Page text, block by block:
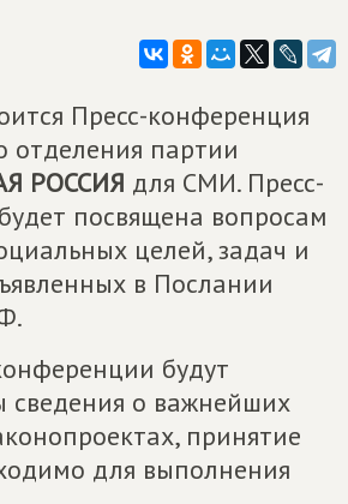
Пресс-конференция
отделения партии
РОССИЯ для СМИ. Пресс-
посвящена вопросам
целей, задач и
в Послании
будут
сведения о важнейших
принятие
для выполнения